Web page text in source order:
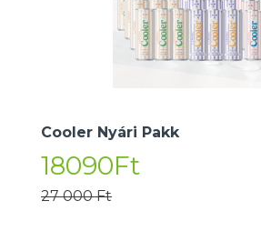
Cooler Nyári Pakk
18090Ft
27 000 Ft